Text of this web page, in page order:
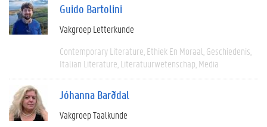
Guido Bartolini
Vakgroep Letterkunde
Contemporary Literature Ethiek En Moraal Geschiedenis
Italian Literature Literatuurwetenschap Media
Jóhanna Barðdal
Vakgroep Taalkunde